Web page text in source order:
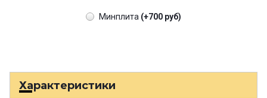
Минплита (+700 руб)
Характеристики